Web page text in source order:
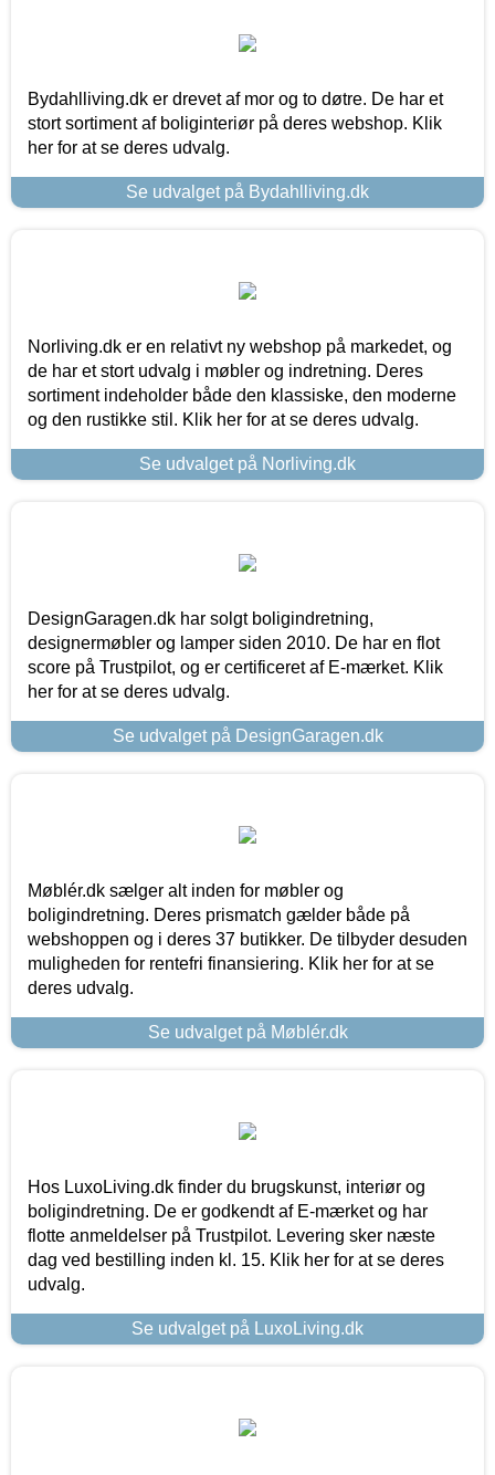
Bydahlliving.dk er drevet af mor og to døtre. De har et
stort sortiment af boliginteriør på deres webshop. Klik
her for at se deres udvalg.
Se udvalget på Bydahlliving.dk
Norliving.dk er en relativt ny webshop på markedet, og
de har et stort udvalg i møbler og indretning. Deres
sortiment indeholder både den klassiske, den moderne
og den rustikke stil. Klik her for at se deres udvalg.
Se udvalget på Norliving.dk
DesignGaragen.dk har solgt boligindretning,
designermøbler og lamper siden 2010. De har en flot
score på Trustpilot, og er certificeret af E-mærket. Klik
her for at se deres udvalg.
Se udvalget på DesignGaragen.dk
Møblér.dk sælger alt inden for møbler og
boligindretning. Deres prismatch gælder både på
webshoppen og i deres 37 butikker. De tilbyder desuden
muligheden for rentefri finansiering. Klik her for at se
deres udvalg.
Se udvalget på Møblér.dk
Hos LuxoLiving.dk finder du brugskunst, interiør og
boligindretning. De er godkendt af E-mærket og har
flotte anmeldelser på Trustpilot. Levering sker næste
dag ved bestilling inden kl. 15. Klik her for at se deres
udvalg.
Se udvalget på LuxoLiving.dk